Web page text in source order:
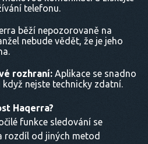
telefonu.
běží nepozorovaně na
nebude vědět, že je jeho
rozhraní: Aplikace se snadno
nejste technicky zdatní.
Haqerra?
funkce sledování se
rozdíl od jiných metod